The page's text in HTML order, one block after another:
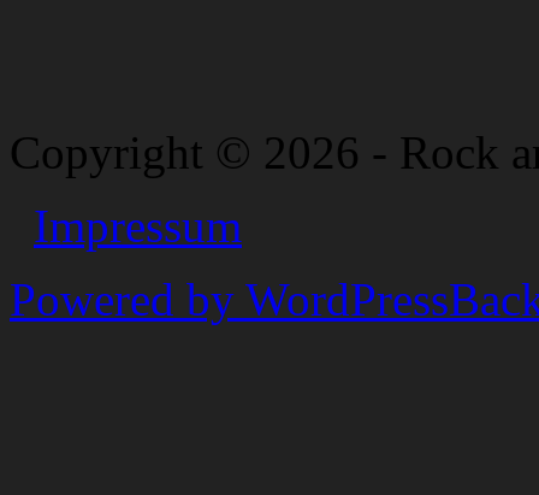
Copyright © 2026 - Rock
Impressum
Powered by WordPress